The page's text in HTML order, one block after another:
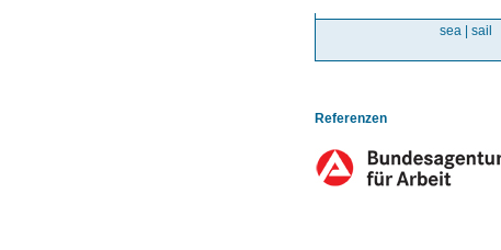
sea | sail
Referenzen